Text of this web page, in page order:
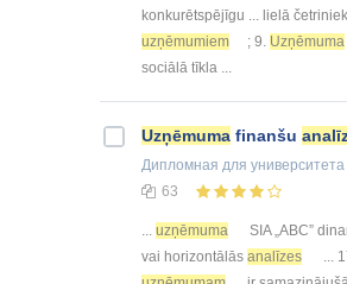
konkurētspējīgu ... lielā
uzņēmumiem
; 9. Uzņēmuma
sociālā tīkla ...
Uzņēmuma finanšu
Дипломная для университета
63
... uzņēmuma
SIA „ABC”
vai horizontālās analīzes
...